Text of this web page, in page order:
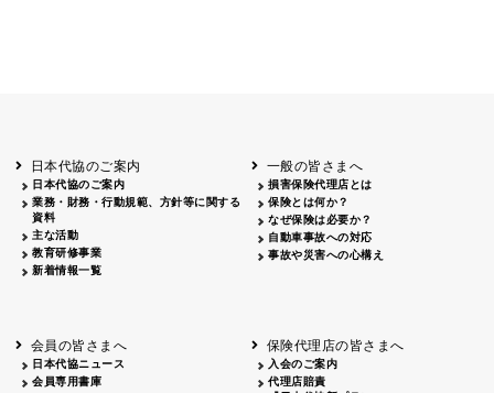
日本代協のご案内
日本代協のご案内
業務・財務・行動規範、方針等に関する
資料
主な活動
教育研修事業
新着情報一覧
一般の皆さまへ
損害保険代理店とは
保険とは何か？
なぜ保険は必要か？
自動車事故への対応
事故や災害への心構え
会員の皆さまへ
日本代協ニュース
会員専用書庫
保険代理店の皆さまへ
入会のご案内
代理店賠責